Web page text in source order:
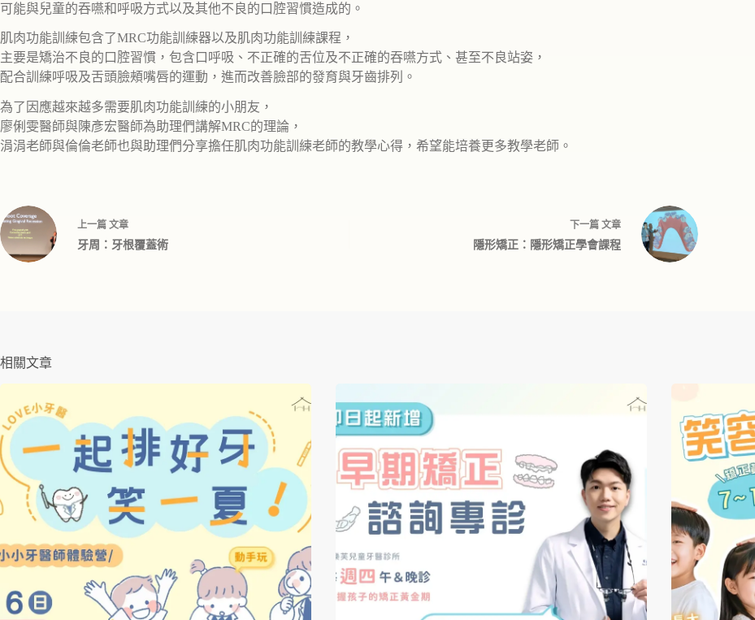
可能與兒童的吞嚥和呼吸方式以及其他不良的口腔習慣造成的。
肌肉功能訓練包含了MRC功能訓練器以及肌肉功能訓練課程，
主要是矯治不良的口腔習慣，包含口呼吸、不正確的舌位及不正確的吞嚥方式、甚至不良站姿，
配合訓練呼吸及舌頭臉頰嘴唇的運動，進而改善臉部的發育與牙齒排列。
為了因應越來越多需要肌肉功能訓練的小朋友，
廖俐雯醫師與陳彥宏醫師為助理們講解MRC的理論，
涓涓老師與倫倫老師也與助理們分享擔任肌肉功能訓練老師的教學心得，希望能培養更多教學老師。
上一篇 文章
牙周：牙根覆蓋術
下一篇 文章
隱形矯正：隱形矯正學會課程
相關文章